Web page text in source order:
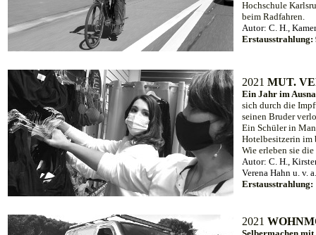
Hochschule
beim Radfahren.
Autor: C. H.,
Erstausstrahlung:
2021 MUT.
Ein Jahr im
sich durch die
seinen Bruder
Ein Schüler in
Hotelbesitzerin im
Wie erleben sie
Autor: C. H.,
Verena Hahn u. v.
Erstausstrahlung:
2021